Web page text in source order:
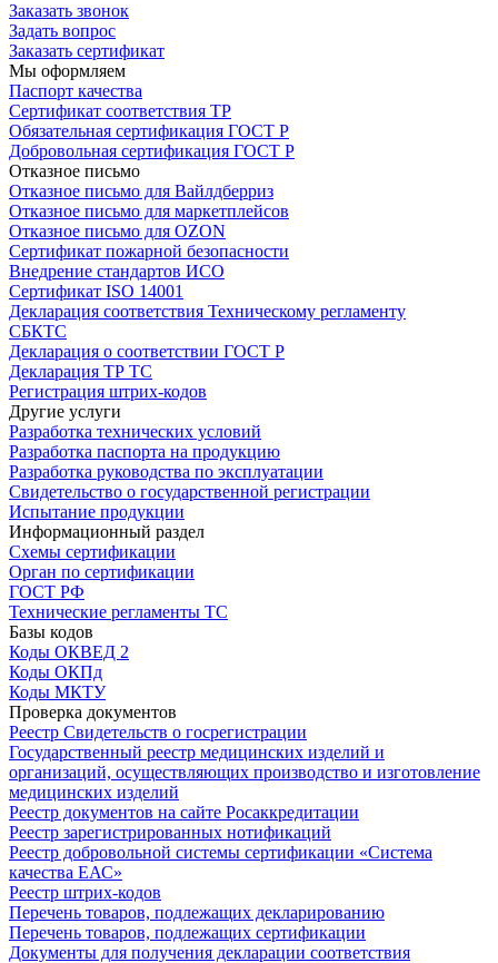
Заказать звонок
Задать вопрос
Заказать сертификат
Мы оформляем
Паспорт качества
Сертификат соответствия ТР
Обязательная сертификация ГОСТ Р
Добровольная сертификация ГОСТ Р
Отказное письмо
Отказное письмо для Вайлдберриз
Отказное письмо для маркетплейсов
Отказное письмо для OZON
Сертификат пожарной безопасности
Внедрение стандартов ИСО
Сертификат ISO 14001
Декларация соответствия Техническому регламенту
СБКТС
Декларация о соответствии ГОСТ Р
Декларация ТР ТС
Регистрация штрих-кодов
Другие услуги
Разработка технических условий
Разработка паспорта на продукцию
Разработка руководства по эксплуатации
Свидетельство о государственной регистрации
Испытание продукции
Информационный раздел
Схемы сертификации
Орган по сертификации
ГОСТ РФ
Технические регламенты ТС
Базы кодов
Коды ОКВЕД 2
Коды ОКПд
Коды МКТУ
Проверка документов
Реестр Свидетельств о госрегистрации
Государственный реестр медицинских изделий и
организаций, осуществляющих производство и изготовление
медицинских изделий
Реестр документов на сайте Росаккредитации
Реестр зарегистрированных нотификаций
Реестр добровольной системы сертификации «Система
качества ЕАС»
Реестр штрих-кодов
Перечень товаров, подлежащих декларированию
Перечень товаров, подлежащих сертификации
Документы для получения декларации соответствия